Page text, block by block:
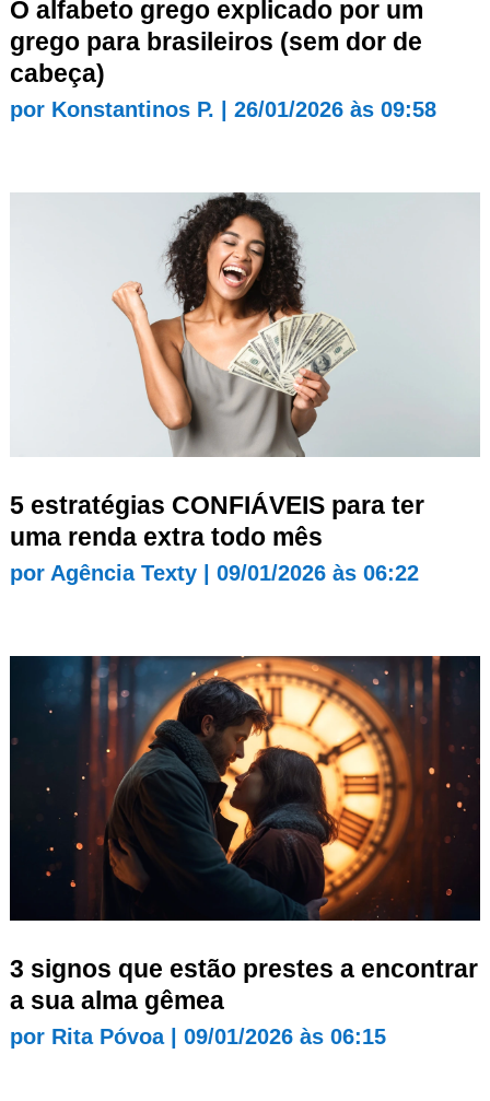
O alfabeto grego explicado por um
grego para brasileiros (sem dor de
cabeça)
por Konstantinos P. 26/01/2026 às 09:58
5 estratégias CONFIÁVEIS para ter
uma renda extra todo mês
por Agência Texty| 09/01/2026 às 06:22
3 signos que estão prestes a encontrar
a sua alma gêmea
por Rita Póvoa| 09/01/2026 às 06:15